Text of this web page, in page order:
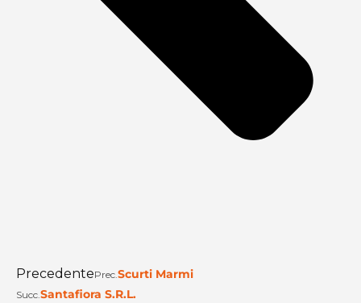
PrecedentePrec.Scurti Marmi
Succ.Santafiora S.R.L.